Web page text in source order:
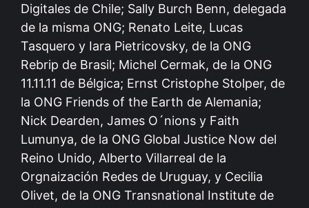
Digitales de Chile; Sally Burch Benn, delegada
de la misma ONG; Renato Leite, Lucas
Tasquero y Iara Pietricovsky, de la ONG
Rebrip de Brasil; Michel Cermak, de la ONG
11.11.11 de Bélgica; Ernst Cristophe Stolper, de
la ONG Friends of the Earth de Alemania;
Nick Dearden, James O´nions y Faith
Lumunya, de la ONG Global Justice Now del
Reino Unido, Alberto Villarreal de la
Orgnaización Redes de Uruguay, y Cecilia
Olivet, de la ONG Transnational Institute de